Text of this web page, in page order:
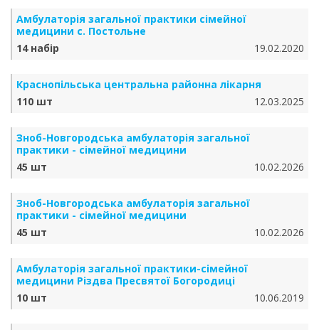
Амбулаторія загальної практики сімейної
медицини с. Постольне
14 набір
19.02.2020
Краснопільська центральна районна лікарня
110 шт
12.03.2025
Зноб-Новгородська амбулаторія загальної
практики - сімейної медицини
45 шт
10.02.2026
Зноб-Новгородська амбулаторія загальної
практики - сімейної медицини
45 шт
10.02.2026
Амбулаторія загальної практики-сімейної
медицини Різдва Пресвятої Богородиці
10 шт
10.06.2019